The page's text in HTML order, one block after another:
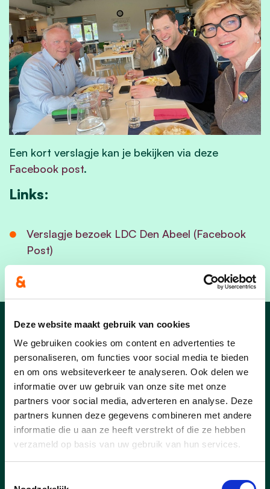
Deze website maakt gebruik van cookies
We gebruiken cookies om content en advertenties te
personaliseren, om functies voor social media te bieden
en om ons websiteverkeer te analyseren. Ook delen we
informatie over uw gebruik van onze site met onze
partners voor social media, adverteren en analyse. Deze
partners kunnen deze gegevens combineren met andere
informatie die u aan ze heeft verstrekt of die ze hebben
verzameld op basis van uw gebruik van hun services.
Een kort verslagje kan je bekijken via deze
Facebook post.
Links:
Verslagje bezoek LDC Den Abeel (Facebook
Post)
Nieuws